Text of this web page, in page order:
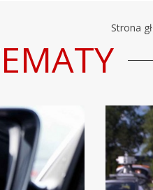
Strona